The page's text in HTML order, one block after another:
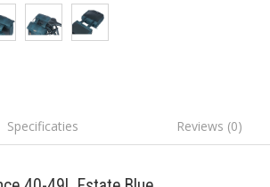
Specificaties Reviews (0)